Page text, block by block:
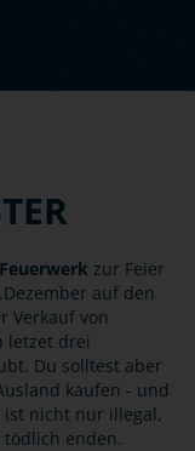
Feuerwerk zur Feier
auf den
Verkauf von
letzet drei
Du solltest aber
kaufen - und
ist nicht nur illegal,
tödlich enden.